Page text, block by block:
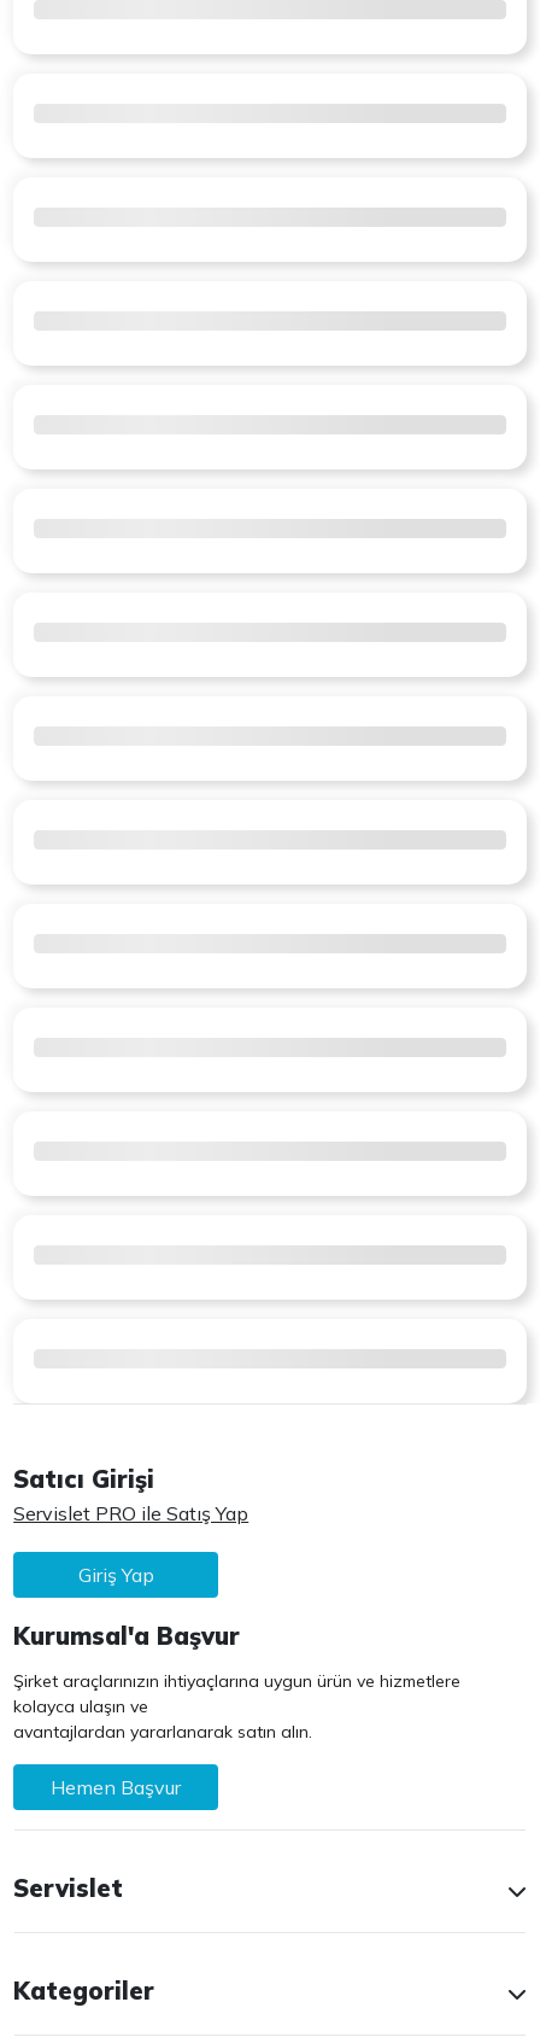
Satıcı Girişi
Servislet PRO ile Satış Yap
Giriş Yap
Kurumsal'a Başvur
Şirket araçlarınızın ihtiyaçlarına uygun ürün ve hizmetlere
kolayca ulaşın ve
avantajlardan yararlanarak satın alın.
Hemen Başvur
Servislet
Kategoriler